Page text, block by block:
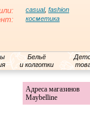
casual, fashion
косметика
Бельё
и колготки
Адреса магазинов
Maybelline